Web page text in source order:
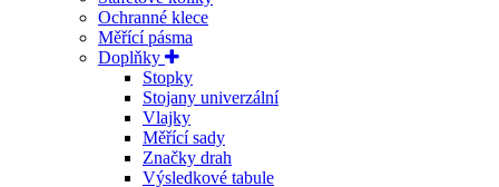
Ochranné klece
Měřící pásma
Doplňky
Stopky
Stojany univerzální
Vlajky
Měřící sady
Značky drah
Výsledkové tabule